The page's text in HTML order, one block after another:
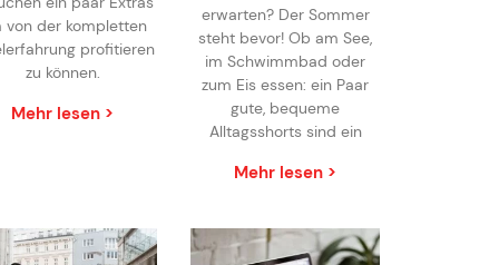
von der kompletten
profitieren
zu können.
Mehr lesen >
erwarten? Der Sommer
steht bevor! Ob am See,
im Schwimmbad oder
zum Eis essen: ein Paar
gute, bequeme
Alltagsshorts sind ein
Mehr lesen >